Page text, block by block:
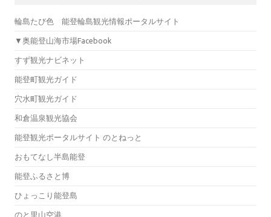
輪島たび色 能登輪島観光情報ポータルサイト
▼奥能登山海市場Facebook
すず観光ナビネット
能登町観光ガイド
穴水町観光ガイド
和倉温泉観光協会
能登観光ポータルサイト のとねっと
おもてなし半島能登
能登ふるさと博
ひょっこり能登島
のと里山空港